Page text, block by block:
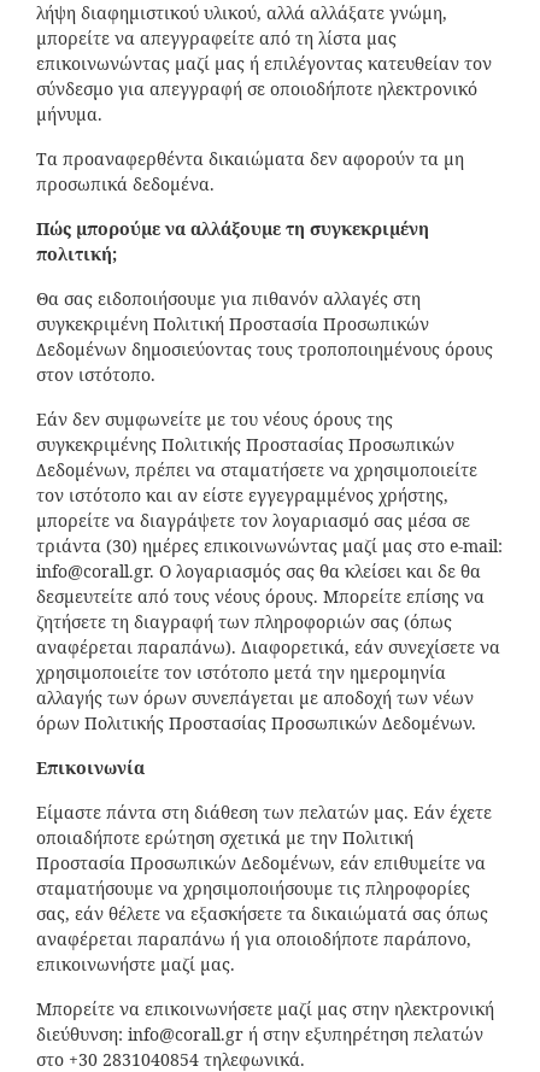
λήψη διαφημιστικού υλικού, αλλά αλλάξατε γνώμη,
μπορείτε να απεγγραφείτε από τη λίστα μας
επικοινωνώντας μαζί μας ή επιλέγοντας κατευθείαν τον
σύνδεσμο για απεγγραφή σε οποιοδήποτε ηλεκτρονικό
μήνυμα.
Τα προαναφερθέντα δικαιώματα δεν αφορούν τα μη
προσωπικά δεδομένα.
Πώς μπορούμε να αλλάξουμε τη συγκεκριμένη
πολιτική;
Θα σας ειδοποιήσουμε για πιθανόν αλλαγές στη
συγκεκριμένη Πολιτική Προστασία Προσωπικών
Δεδομένων δημοσιεύοντας τους τροποποιημένους όρους
στον ιστότοπο.
Εάν δεν συμφωνείτε με του νέους όρους της
συγκεκριμένης Πολιτικής Προστασίας Προσωπικών
Δεδομένων, πρέπει να σταματήσετε να χρησιμοποιείτε
τον ιστότοπο και αν είστε εγγεγραμμένος χρήστης,
μπορείτε να διαγράψετε τον λογαριασμό σας μέσα σε
τριάντα (30) ημέρες επικοινωνώντας μαζί μας στο e-mail:
info@corall.gr. Ο λογαριασμός σας θα κλείσει και δε θα
δεσμευτείτε από τους νέους όρους. Μπορείτε επίσης να
ζητήσετε τη διαγραφή των πληροφοριών σας (όπως
αναφέρεται παραπάνω). Διαφορετικά, εάν συνεχίσετε να
χρησιμοποιείτε τον ιστότοπο μετά την ημερομηνία
αλλαγής των όρων συνεπάγεται με αποδοχή των νέων
όρων Πολιτικής Προστασίας Προσωπικών Δεδομένων.
Επικοινωνία
Είμαστε πάντα στη διάθεση των πελατών μας. Εάν έχετε
οποιαδήποτε ερώτηση σχετικά με την Πολιτική
Προστασία Προσωπικών Δεδομένων, εάν επιθυμείτε να
σταματήσουμε να χρησιμοποιήσουμε τις πληροφορίες
σας, εάν θέλετε να εξασκήσετε τα δικαιώματά σας όπως
αναφέρεται παραπάνω ή για οποιοδήποτε παράπονο,
επικοινωνήστε μαζί μας.
Μπορείτε να επικοινωνήσετε μαζί μας στην ηλεκτρονική
διεύθυνση: info@corall.gr ή στην εξυπηρέτηση πελατών
στο +30 2831040854 τηλεφωνικά.